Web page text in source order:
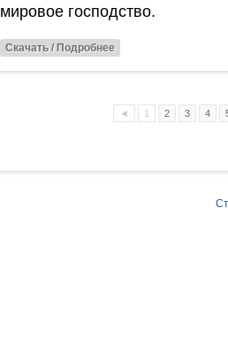
мировое господство.
Скачать / Подробнее
◄ 1 2 3 4